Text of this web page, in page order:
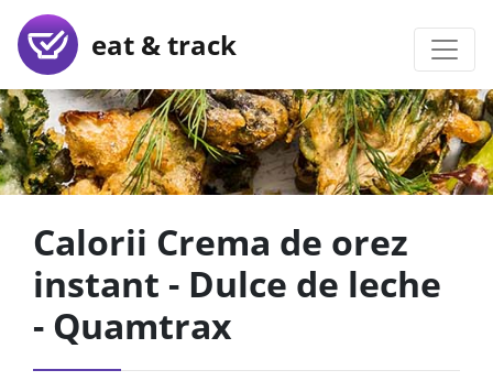
eat & track
Calorii Crema de orez
instant - Dulce de leche
- Quamtrax